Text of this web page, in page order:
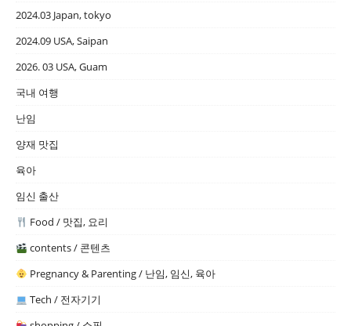
2024.03 Japan, tokyo
2024.09 USA, Saipan
2026. 03 USA, Guam
국내 여행
난임
양재 맛집
육아
임신 출산
Food / 맛집, 요리
contents / 콘텐츠
Pregnancy & Parenting / 난임, 임신, 육아
Tech / 전자기기